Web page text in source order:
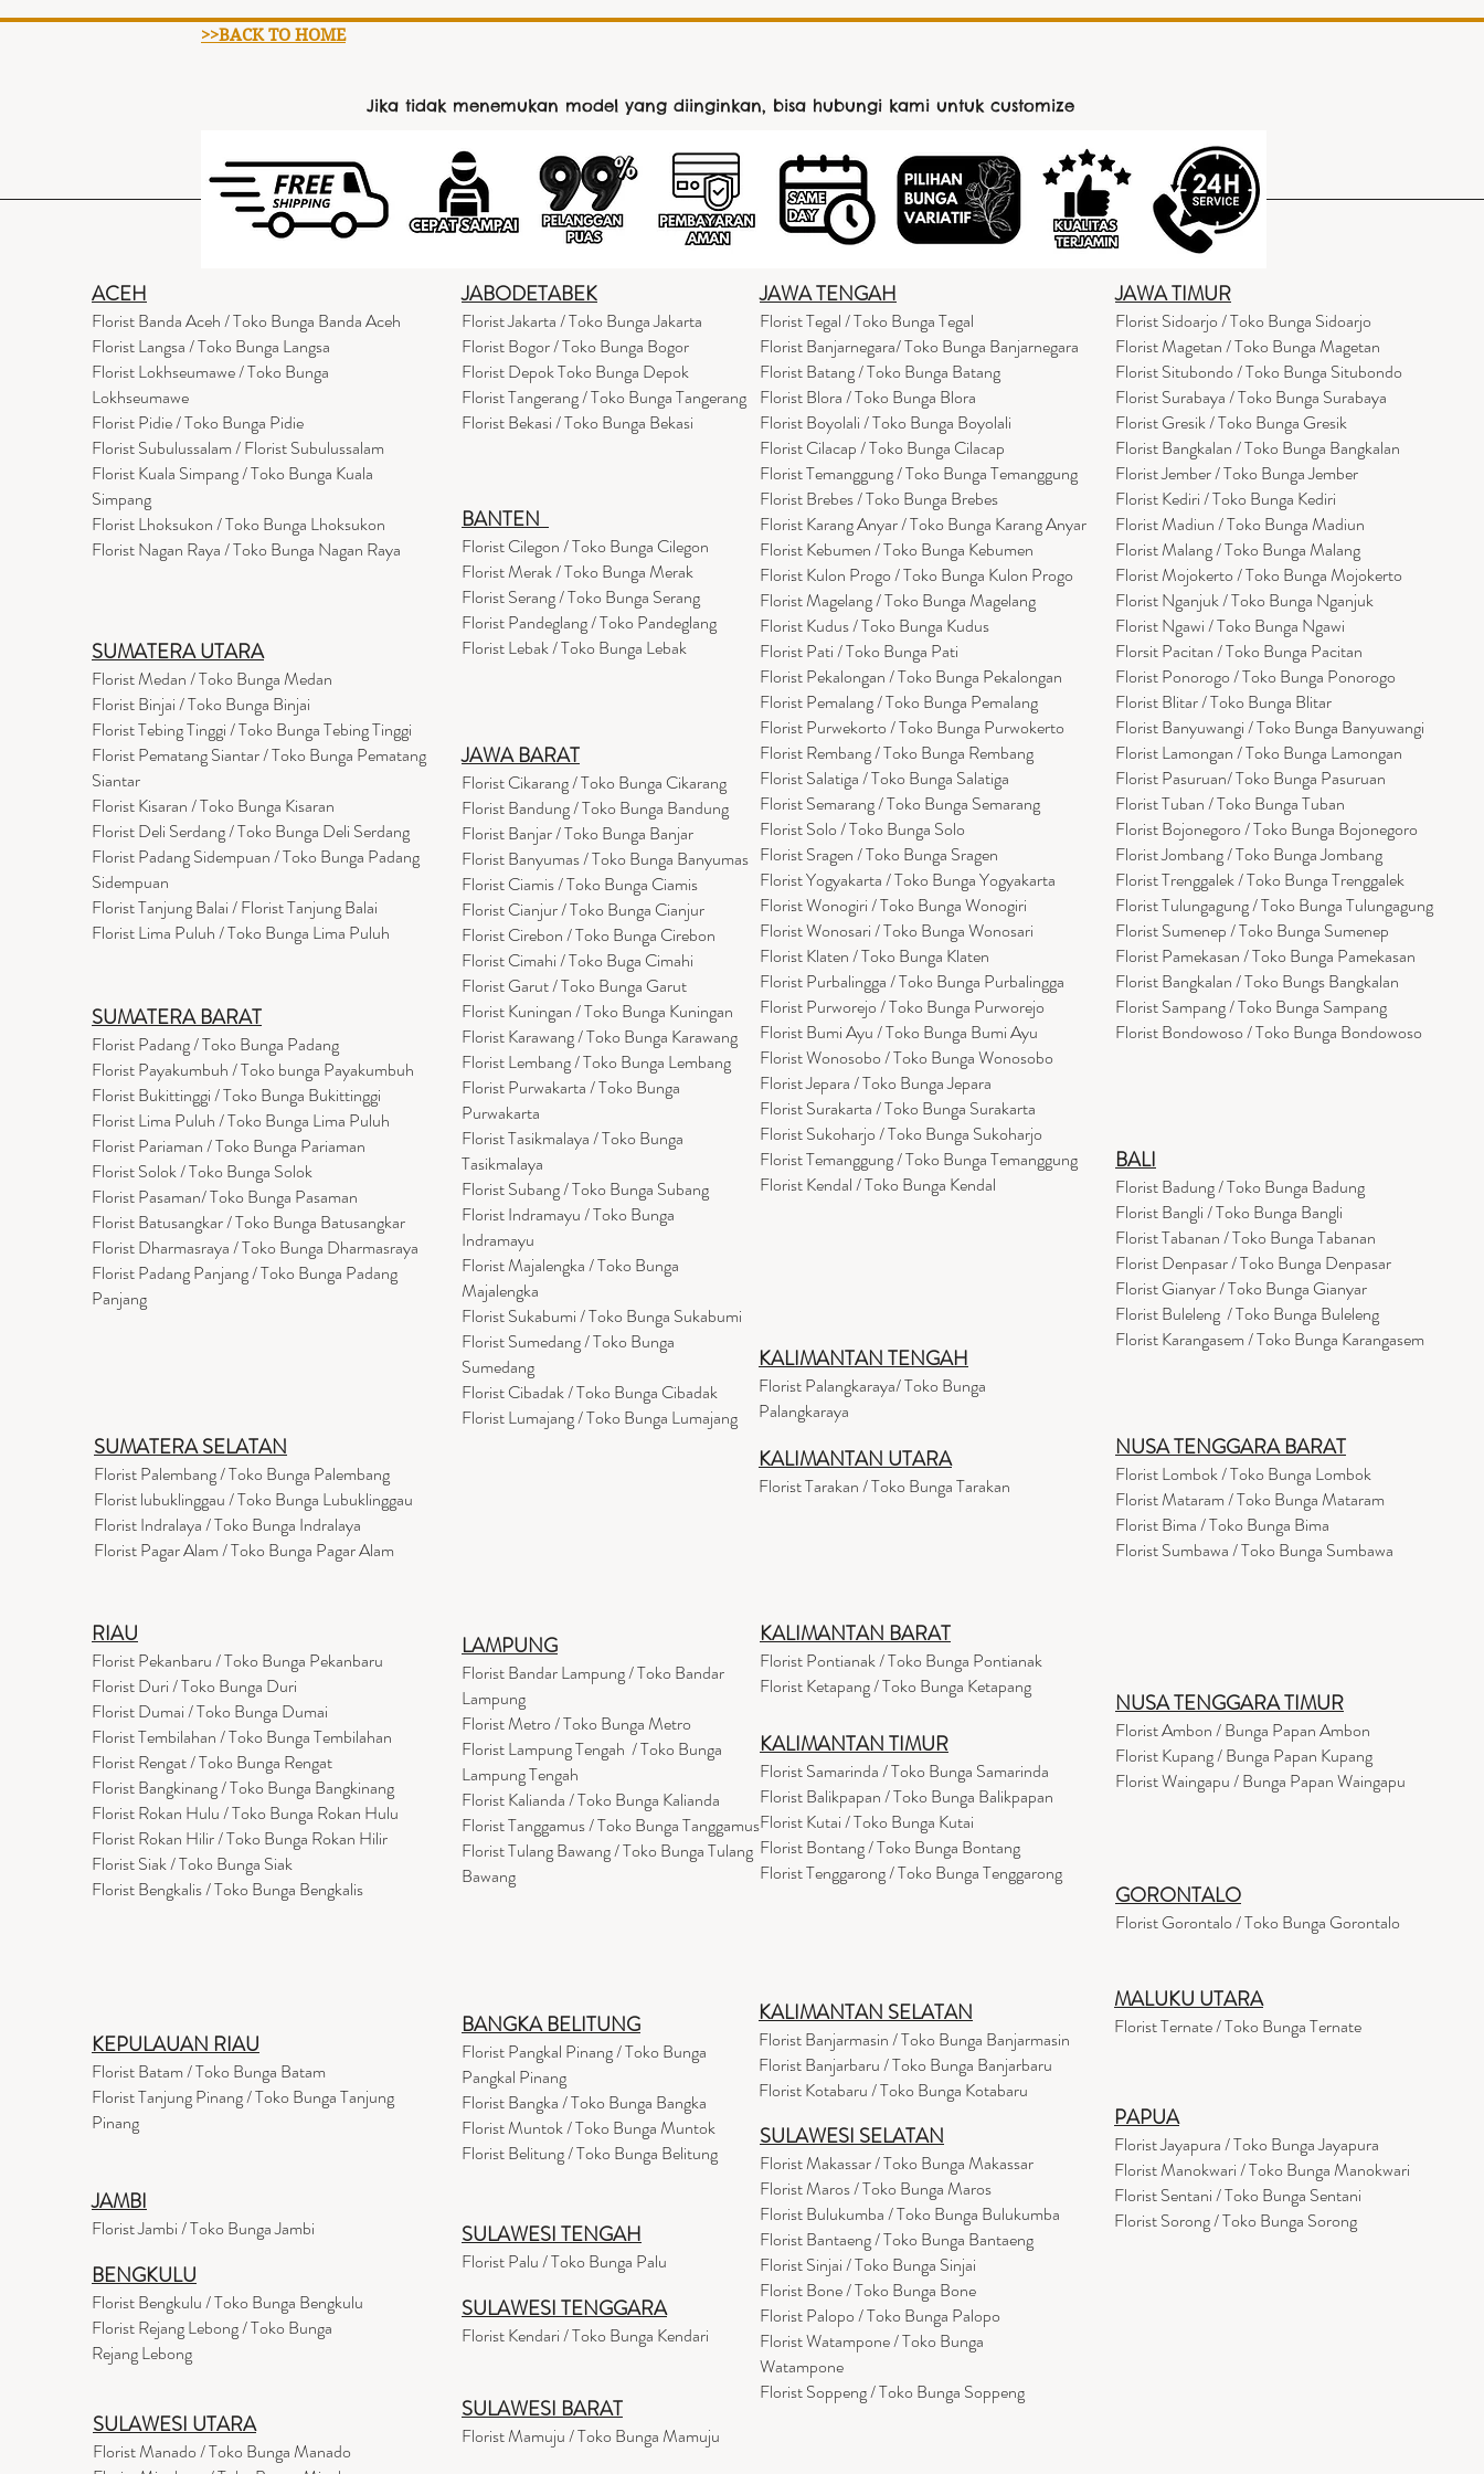
>>BACK TO HOME
Jika tidak menemukan model yang diinginkan, bisa hubungi kami untuk customize
ACEH
Florist Banda Aceh / Toko Bunga Banda Aceh
Florist Langsa / Toko Bunga Langsa
Florist Lokhseumawe / Toko Bunga
Lokhseumawe
Florist Pidie / Toko Bunga Pidie
Florist Subulussalam / Florist Subulussalam
Florist Kuala Simpang / Toko Bunga Kuala
Simpang
Florist Lhoksukon / Toko Bunga Lhoksukon
Florist Nagan Raya / Toko Bunga Nagan Raya
SUMATERA UTARA
Florist Medan / Toko Bunga Medan
Florist Binjai / Toko Bunga Binjai
Florist Tebing Tinggi / Toko Bunga Tebing Tinggi
Florist Pematang Siantar / Toko Bunga Pematang
Siantar
Florist Kisaran / Toko Bunga Kisaran
Florist Deli Serdang / Toko Bunga Deli Serdang
Florist Padang Sidempuan / Toko Bunga Padang
Sidempuan
Florist Tanjung Balai / Florist Tanjung Balai
Florist Lima Puluh / Toko Bunga Lima Puluh
SUMATERA BARAT
Florist Padang / Toko Bunga Padang
Florist Payakumbuh / Toko bunga Payakumbuh
Florist Bukittinggi / Toko Bunga Bukittinggi
Florist Lima Puluh / Toko Bunga Lima Puluh
Florist Pariaman / Toko Bunga Pariaman
Florist Solok / Toko Bunga Solok
Florist Pasaman/ Toko Bunga Pasaman
Florist Batusangkar / Toko Bunga Batusangkar
Florist Dharmasraya / Toko Bunga Dharmasraya
Florist Padang Panjang / Toko Bunga Padang
Panjang
SUMATERA SELATAN
Florist Palembang / Toko Bunga Palembang
Florist lubuklinggau / Toko Bunga Lubuklinggau
Florist Indralaya / Toko Bunga Indralaya
Florist Pagar Alam / Toko Bunga Pagar Alam
JABODETABEK
Florist Jakarta / Toko Bunga Jakarta
Florist Bogor / Toko Bunga Bogor
Florist Depok Toko Bunga Depok
Florist Tangerang / Toko Bunga Tangerang
Florist Bekasi / Toko Bunga Bekasi
BANTEN
Florist Cilegon / Toko Bunga Cilegon
Florist Merak / Toko Bunga Merak
Florist Serang / Toko Bunga Serang
Florist Pandeglang / Toko Pandeglang
Florist Lebak / Toko Bunga Lebak
JAWA BARAT
Florist Cikarang/ Toko Bunga Cikarang
Florist Bandung / Toko Bunga Bandung
Florist Banjar / Toko Bunga Banjar
Florist Banyumas / Toko Bunga Banyumas
Florist Ciamis / Toko Bunga Ciamis
Florist Cianjur / Toko Bunga Cianjur
Florist Cirebon / Toko Bunga Cirebon
Florist Cimahi / Toko Buga Cimahi
Florist Garut / Toko Bunga Garut
Florist Kuningan / Toko Bunga Kuningan
Florist Karawang / Toko Bunga Karawang
Florist Lembang / Toko Bunga Lembang
Florist Purwakarta / Toko Bunga
Purwakarta
Florist Tasikmalaya / Toko Bunga
Tasikmalaya
Florist Subang / Toko Bunga Subang
Florist Indramayu / Toko Bunga
Indramayu
Florist Majalengka / Toko Bunga
Majalengka
Florist Sukabumi / Toko Bunga Sukabumi
Florist Sumedang / Toko Bunga
Sumedang
Florist Cibadak / Toko Bunga Cibadak
Florist Lumajang / Toko Bunga Lumajang
JAWA TENGAH
Florist Tegal / Toko Bunga Tegal
Florist Banjarnegara/ Toko Bunga Banjarnegara
Florist Batang / Toko Bunga Batang
Florist Blora / Toko Bunga Blora
Florist Boyolali / Toko Bunga Boyolali
Florist Cilacap / Toko Bunga Cilacap
Florist Temanggung / Toko Bunga Temanggung
Florist Brebes / Toko Bunga Brebes
Florist Karang Anyar / Toko Bunga Karang Anyar
Florist Kebumen / Toko Bunga Kebumen
Florist Kulon Progo / Toko Bunga Kulon Progo
Florist Magelang / Toko Bunga Magelang
Florist Kudus / Toko Bunga Kudus
Florist Pati / Toko Bunga Pati
Florist Pekalongan / Toko Bunga Pekalongan
Florist Pemalang / Toko Bunga Pemalang
Florist Purwekorto / Toko Bunga Purwokerto
Florist Rembang / Toko Bunga Rembang
Florist Salatiga / Toko Bunga Salatiga
Florist Semarang / Toko Bunga Semarang
Florist Solo / Toko Bunga Solo
Florist Sragen / Toko Bunga Sragen
Florist Yogyakarta / Toko Bunga Yogyakarta
Florist Wonogiri / Toko Bunga Wonogiri
Florist Wonosari / Toko Bunga Wonosari
Florist Klaten / Toko Bunga Klaten
Florist Purbalingga / Toko Bunga Purbalingga
Florist Purworejo / Toko Bunga Purworejo
Florist Bumi Ayu / Toko Bunga Bumi Ayu
Florist Wonosobo / Toko Bunga Wonosobo
Florist Jepara / Toko Bunga Jepara
Florist Surakarta / Toko Bunga Surakarta
Florist Sukoharjo / Toko Bunga Sukoharjo
Florist Temanggung / Toko Bunga Temanggung
Florist Kendal / Toko Bunga Kendal
KALIMANTAN TENGAH
Florist Palangkaraya/ Toko Bunga
Palangkaraya
KALIMANTAN UTARA
Florist Tarakan / Toko Bunga Tarakan
JAWA TIMUR
Florist Sidoarjo / Toko Bunga Sidoarjo
Florist Magetan / Toko Bunga Magetan
Florist Situbondo / Toko Bunga Situbondo
Florist Surabaya / Toko Bunga Surabaya
Florist Gresik / Toko Bunga Gresik
FloristBangkalan / Toko Bunga Bangkalan
Florist Jember / Toko Bunga Jember
Florist Kediri / Toko Bunga Kediri
Florist Madiun / Toko Bunga Madiun
Florist Malang / Toko Bunga Malang
Florist Mojokerto / Toko Bunga Mojokerto
Florist Nganjuk / Toko Bunga Nganjuk
Florist Ngawi /Toko Bunga Ngawi
Florsit Pacitan / Toko Bunga Pacitan
Florist Ponorogo / Toko Bunga Ponorogo
Florist Blitar / Toko Bunga Blitar
Florist Banyuwangi / Toko Bunga Banyuwangi
Florist Lamongan / Toko Bunga Lamongan
Florist Pasuruan/ Toko Bunga Pasuruan
Florist Tuban / Toko Bunga Tuban
Florist Bojonegoro / Toko Bunga Bojonegoro
Florist Jombang / Toko Bunga Jombang
Florist Trenggalek / Toko Bunga Trenggalek
Florist Tulungagung / Toko Bunga Tulungagung
Florist Sumenep / Toko Bunga Sumenep
Florist Pamekasan / Toko Bunga Pamekasan
Florist Bangkalan / Toko Bungs Bangkalan
Florist Sampang / Toko Bunga Sampang
Florist Bondowoso / Toko Bunga Bondowoso
BALI
Florist Badung / Toko Bunga Badung
Florist Bangli / Toko Bunga Bangli
FloristTabanan/ Toko Bunga Tabanan
Florist Denpasar / Toko Bunga Denpasar
Florist Gianyar / Toko Bunga Gianyar
Florist Buleleng / Toko Bunga Buleleng
Florist Karangasem / Toko Bunga Karangasem
NUSA TENGGARA BARAT
Florist Lombok / Toko Bunga Lombok
FloristMataram/ Toko Bunga Mataram
Florist Bima / Toko Bunga Bima
Florist Sumbawa / Toko Bunga Sumbawa
RIAU
Florist Pekanbaru / Toko Bunga Pekanbaru
Florist Duri / Toko Bunga Duri
Florist Dumai / Toko Bunga Dumai
Florist Tembilahan / Toko Bunga Tembilahan
Florist Rengat / Toko Bunga Rengat
Florist Bangkinang / Toko Bunga Bangkinang
Florist Rokan Hulu / Toko Bunga Rokan Hulu
Florist Rokan Hilir / Toko Bunga Rokan Hilir
Florist Siak / Toko Bunga Siak
Florist Bengkalis / Toko Bunga Bengkalis
LAMPUNG
Florist Bandar Lampung / Toko Bandar
Lampung
Florist Metro / Toko Bunga Metro
Florist Lampung Tengah / Toko Bunga
Lampung Tengah
Florist Kalianda / Toko Bunga Kalianda
Florist Tanggamus / Toko Bunga Tanggamus
Florist Tulang Bawang / Toko Bunga Tulang
Bawang
KALIMANTAN BARAT
Florist Pontianak / Toko Bunga Pontianak
Florist Ketapang / Toko Bunga Ketapang
KALIMANTAN TIMUR
Florist Samarinda / Toko Bunga Samarinda
Florist Balikpapan / Toko Bunga Balikpapan
Florist Kutai / Toko Bunga Kutai
Florist Bontang / Toko Bunga Bontang
Florist Tenggarong / Toko Bunga Tenggarong
NUSA TENGGARA TIMUR
Florist Ambon / Bunga Papan Ambon
Florist Kupang / Bunga Papan Kupang
Florist Waingapu / Bunga Papan Waingapu
GORONTALO
Florist Gorontalo / Toko Bunga Gorontalo
KEPULAUAN RIAU
Florist Batam / Toko Bunga Batam
Florist Tanjung Pinang / Toko Bunga Tanjung
Pinang
JAMBI
Florist Jambi / Toko Bunga Jambi
BENGKULU
Florist Bengkulu / Toko Bunga Bengkulu
Florist Rejang Lebong / Toko Bunga
Rejang Lebong
SULAWESI UTARA
Florist Manado / Toko Bunga Manado
KALIMANTAN SELATAN
Florist Banjarmasin/ Toko Bunga Banjarmasin
Florist Banjarbaru / Toko Bunga Banjarbaru
Florist Kotabaru / Toko Bunga Kotabaru
BANGKA BELITUNG
Florist Pangkal Pinang / Toko Bunga
Pangkal Pinang
Florist Bangka / Toko Bunga Bangka
Florist Muntok / Toko Bunga Muntok
Florist Belitung / Toko Bunga Belitung
SULAWESI TENGAH
Florist Palu / Toko Bunga Palu
SULAWESI TENGGARA
Florist Kendari / Toko Bunga Kendari
SULAWESI SELATAN
Florist Makassar / Toko Bunga Makassar
Florist Maros / Toko Bunga Maros
Florist Bulukumba / Toko Bunga Bulukumba
Florist Bantaeng / Toko Bunga Bantaeng
Florist Sinjai / Toko Bunga Sinjai
Florist Bone / Toko Bunga Bone
Florist Palopo / Toko Bunga Palopo
Florist Watampone / Toko Bunga
Watampone
Florist Soppeng / Toko Bunga Soppeng
SULAWESI BARAT
Florist Mamuju / Toko Bunga Mamuju
MALUKU UTARA
Florist Ternate / Toko Bunga Ternate
PAPUA
Florist Jayapura / Toko Bunga Jayapura
Florist Manokwari / Toko Bunga Manokwari
Florist Sentani / Toko Bunga Sentani
Florist Sorong / Toko Bunga Sorong